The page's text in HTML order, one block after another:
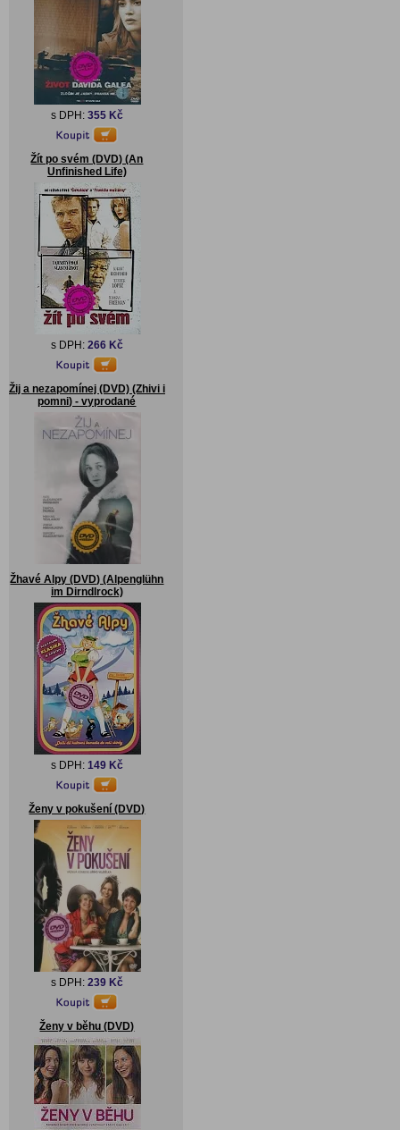
s DPH: 355 Kč
Žít po svém (DVD) (An
Unfinished Life)
s DPH: 266 Kč
Žij a nezapomínej (DVD) (Zhivi i
pomni) - vyprodané
Žhavé Alpy (DVD) (Alpenglühn
im Dirndlrock)
s DPH: 149 Kč
Ženy v pokušení (DVD)
s DPH: 239 Kč
Ženy v běhu (DVD)